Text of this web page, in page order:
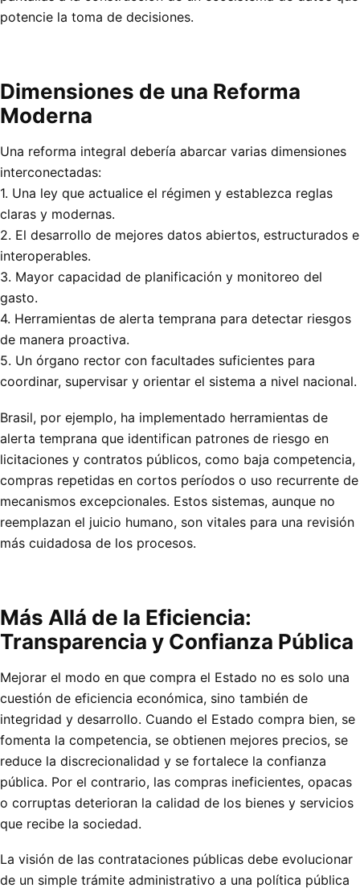
potencie la toma de decisiones.
Dimensiones de una Reforma
Moderna
Una reforma integral debería abarcar varias dimensiones
interconectadas:
1. Una ley que actualice el régimen y establezca reglas
claras y modernas.
2. El desarrollo de mejores datos abiertos, estructurados e
interoperables.
3. Mayor capacidad de planificación y monitoreo del
gasto.
4. Herramientas de alerta temprana para detectar riesgos
de manera proactiva.
5. Un órgano rector con facultades suficientes para
coordinar, supervisar y orientar el sistema a nivel nacional.
Brasil, por ejemplo, ha implementado herramientas de
alerta temprana que identifican patrones de riesgo en
licitaciones y contratos públicos, como baja competencia,
compras repetidas en cortos períodos o uso recurrente de
mecanismos excepcionales. Estos sistemas, aunque no
reemplazan el juicio humano, son vitales para una revisión
más cuidadosa de los procesos.
Más Allá de la Eficiencia:
Transparencia y Confianza Pública
Mejorar el modo en que compra el Estado no es solo una
cuestión de eficiencia económica, sino también de
integridad y desarrollo. Cuando el Estado compra bien, se
fomenta la competencia, se obtienen mejores precios, se
reduce la discrecionalidad y se fortalece la confianza
pública. Por el contrario, las compras ineficientes, opacas
o corruptas deterioran la calidad de los bienes y servicios
que recibe la sociedad.
La visión de las contrataciones públicas debe evolucionar
de un simple trámite administrativo a una política pública